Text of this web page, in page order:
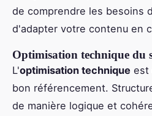
de comprendre les besoins
d'adapter votre contenu en
Optimisation technique du
L'optimisation technique est
bon référencement.
de manière logique et